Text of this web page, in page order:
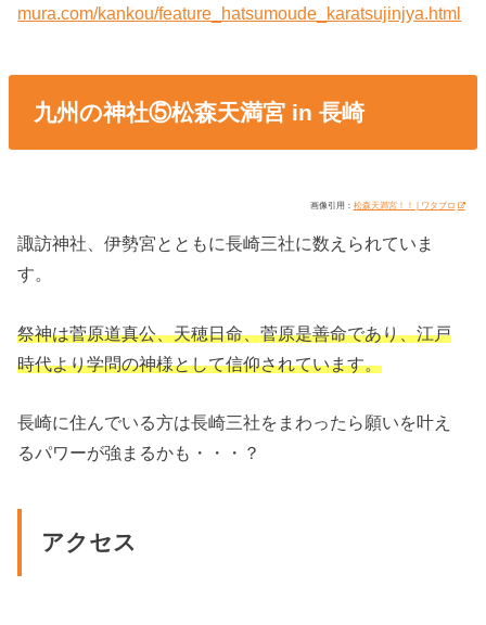
mura.com/kankou/feature_hatsumoude_karatsujinjya.html
九州の神社⑤松森天満宮 in 長崎
画像引用： 松森天満宮！！ | ワタブロ
諏訪神社、伊勢宮とともに長崎三社に数えられていま
す。
祭神は菅原道真公、天穂日命、菅原是善命であり、江戸
時代より学問の神様として信仰されています。
長崎に住んでいる方は長崎三社をまわったら願いを叶え
るパワーが強まるかも・・・？
アクセス